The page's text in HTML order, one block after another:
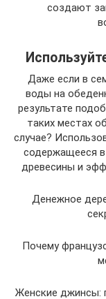
создают
Даже если в
воды на
результате
таких местах
случае?
содержащееся
древесины и
Денежное
Почему
Женские джинсы: